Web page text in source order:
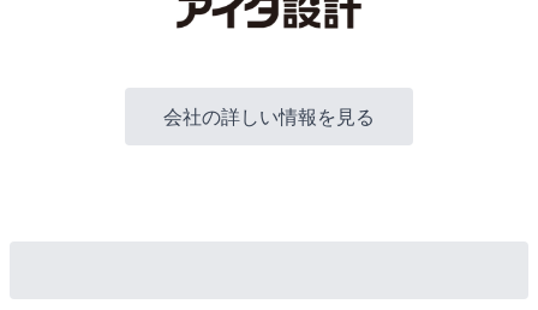
会社の詳しい情報を見る